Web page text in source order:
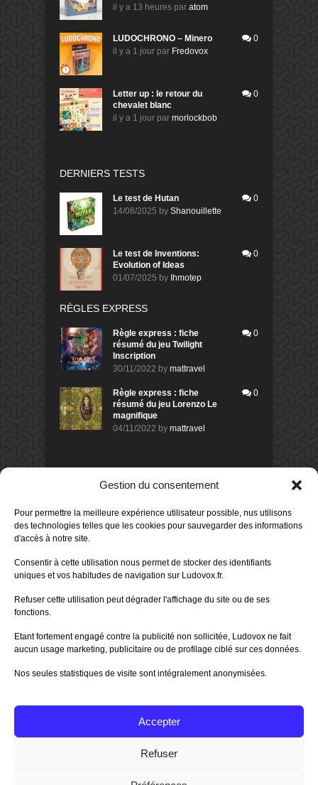
Gestion du consentement
Pour permettre la meilleure expérience utilisateur possible, nus utilisons
des technologies telles que les cookies pour sauvegarder des informations
d'accès à notre site.
Consentir à cette utilisation nous permet de stocker des identifiants
uniques et vos habitudes de navigation sur Ludovox.fr.
Refuser cette utilisation peut dégrader l'affichage du site ou de ses
fonctions.
Etant fortement engagé contre la publicité non sollicitée, Ludovox ne fait
aucun usage marketing, publicitaire ou de profilage ciblé sur ces données.
Nos seules statistiques de visite sont intégralement anonymisées.
Accepter
Refuser
il y a 13 heures par atom
LUDOCHRONO – Minero
il y a 1 jour par Fredovox
0
Letter up : le retour du
chevalet blanc
il y a 1 jour par morlockbob
0
DERNIERS TESTS
Le test de Hutan
14/08/2025 by Shanouillette
0
Le test de Inventions:
Evolution of Ideas
01/07/2025 by Ihmotep
0
RÈGLES EXPRESS
Règle express : fiche
résumé du jeu Twilight
Inscription
30/11/2022 by mattravel
0
Règle express : fiche
résumé du jeu Lorenzo Le
magnifique
04/11/2022 by mattravel
0
Sur le jeu Detective Box - Ciao
Bella
Avis demorlockbob
Sur le jeu Detective Box - Ciao
Publié leil y a 1 jour
80%
Sur le jeu Aeterna
Publié leil y a 2 jours
Avis degroule
Le Jeu de
Publié le
il y a 6 jours
80%